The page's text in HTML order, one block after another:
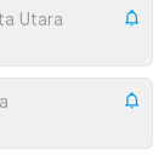
Utara